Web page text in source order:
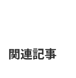
関連記事